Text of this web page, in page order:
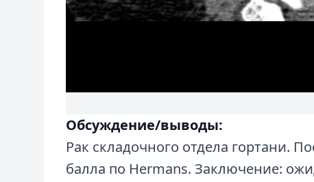
Обсуждение/выводы:
Рак складочного отдела гортани.
балла по Hermans. Заключение: